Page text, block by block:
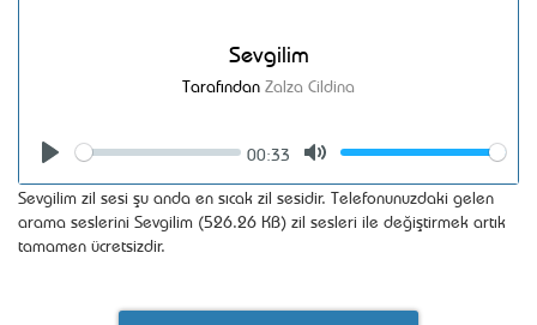
Sevgilim
Tarafından Zalza Cildina
Seek
00:33
Volume
Sevgilim zil sesi şu anda en sıcak zil sesidir. Telefonunuzdaki gelen
arama seslerini Sevgilim (526.26 KB) zil sesleri ile değiştirmek artık
tamamen ücretsizdir.